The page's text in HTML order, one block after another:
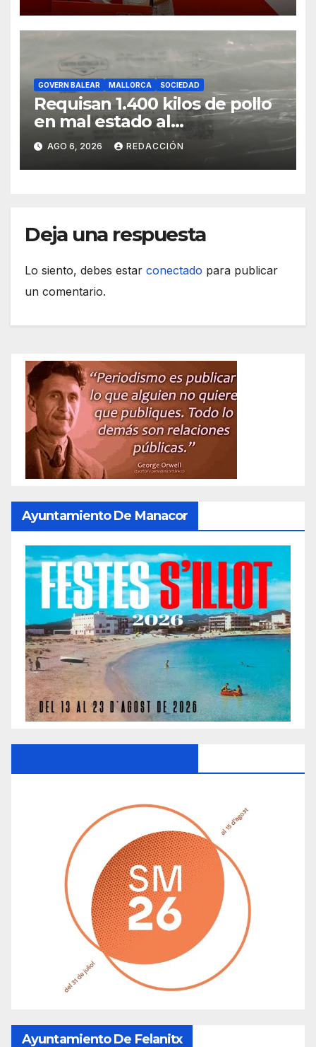
GOVERN BALEAR MALLORCA SOCIEDAD
Requisan 1.400 kilos de pollo
en mal estado al
transportarse sin refrigerar
AGO 6, 2026 REDACCIÓN
Deja una respuesta
Lo siento, debes estar conectado para publicar
un comentario.
Ayuntamiento De Manacor
Ayuntamiento De Felanitx